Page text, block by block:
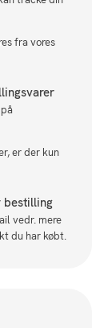
fra vores
er der kun
bestilling
vedr. mere
du har købt.